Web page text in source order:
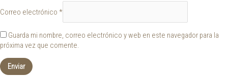
Correo electrónico *
Guarda mi nombre, correo electrónico y web en este navegador para la
próxima vez que comente.